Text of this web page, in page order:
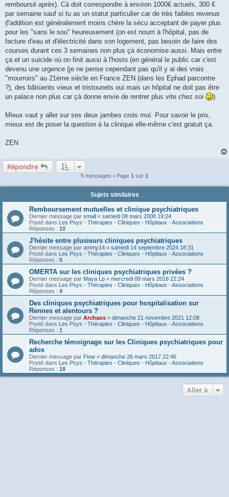
remboursé après). Cà doit correspondre à environ 1000€ actuels, 300 €
par semaine sauf si tu as un statut particulier car de très faibles revenus
(l'addition est généralement moins chère la sécu acceptant de payer plus
pour les "sans le sou" heureusement (on est nourri à l'hôpital, pas de
facture d'eau et d'électricité dans son logement, pas besoin de faire des
courses durant ces 3 semaines non plus çà économise aussi. Mais entre
ça et un suicide où on finit aussi à l'hosto (en général le public car c'est
devenu une urgence (je ne pense cependant pas qu'il y ai des vrais
"mourroirs" au 21ème siècle en France ZEN (dans les Ephad parcontre
?), des bâtiùents vieux et tristounets oui mais un hôpital ne doit pas être
un palace non plus car çà donne envie de rentrer plus vite chez soi
).
Mieux vaut y aller sur ses deux jambes crois moi. Pour savoir le prix,
mieux est de poser la question à la clinique elle-même c'est gratuit ça.
ZEN
Répondre
5 messages • Page 1 sur 1
Sujets similaires
Remboursement mutuelles et clinique psychiatriques
Dernier message par small « samedi 08 mars 2008 19:24
Posté dans
Les Psys - Thérapies - Cliniques - Hôpitaux - Associations
Réponses : 10
J'hésite entre plusieurs cliniques psychiatriques
Dernier message par ammy14 « samedi 14 septembre 2024 18:31
Posté dans
Les Psys - Thérapies - Cliniques - Hôpitaux - Associations
Réponses : 5
OMERTA sur les cliniques psychiatriques privées ?
Dernier message par Maya Lp « mercredi 09 mars 2016 22:24
Posté dans
Les Psys - Thérapies - Cliniques - Hôpitaux - Associations
Réponses : 4
Des cliniques psychiatriques pour hospitalisation sur
Rennes et alentours ?
Dernier message par Archaos « dimanche 21 novembre 2021 12:08
Posté dans
Les Psys - Thérapies - Cliniques - Hôpitaux - Associations
Réponses : 1
Recherche témoignage sur les Cliniques psychiatriques pour
ados
Dernier message par Flow « dimanche 26 mars 2017 22:46
Posté dans
Les Psys - Thérapies - Cliniques - Hôpitaux - Associations
Réponses : 18
Aller à